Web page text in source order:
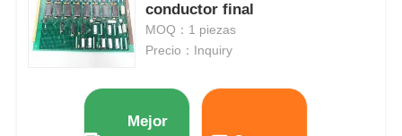
conductor final
MOQ：1 piezas
Precio：Inquiry
Mejor